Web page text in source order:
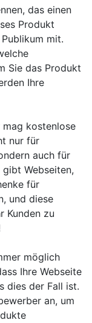
das einen
Produkt
mit.
Sie das Produkt
Ihre
mag kostenlose
nur für
auch für
gibt Webseiten,
für
und diese
Kunden zu
möglich
Ihre Webseite
dies der Fall ist.
an, um